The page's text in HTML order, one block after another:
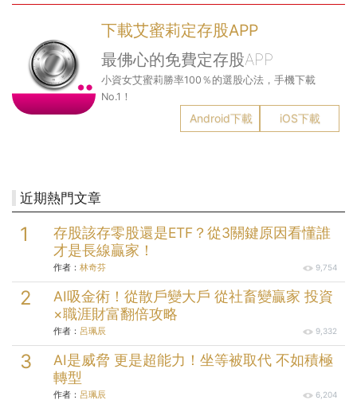
下載艾蜜莉定存股APP
最佛心的免費定存股APP
小資女艾蜜莉勝率100％的選股心法，手機下載
No.1！
Android下載 iOS下載
近期熱門文章
存股該存零股還是ETF？從3關鍵原因看懂誰
才是長線贏家！
作者： 林奇芬 9,754
AI吸金術！從散戶變大戶 從社畜變贏家 投資
×職涯財富翻倍攻略
作者： 呂珮辰 9,332
AI是威脅 更是超能力！坐等被取代 不如積極
轉型
作者： 呂珮辰 6,204